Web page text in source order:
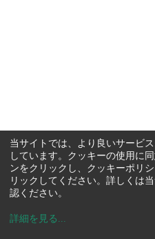
当サイトでは、より良いサービ
しています。クッキーの使用に
ンをクリックし、クッキーポリ
リックしてください。詳しくは
認ください。
詳細を見る ...